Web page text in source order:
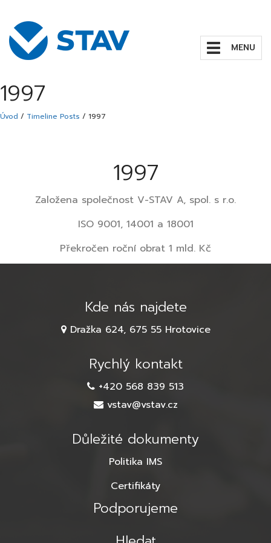
Zobrazit/skrýt
navigaci
1997
Úvod / Timeline Posts / 1997
1997
Založena společnost V-STAV A, spol. s r.o.
ISO 9001, 14001 a 18001
Překročen roční obrat 1 mld. Kč
Kde nás najdete
Dražka 624, 675 55 Hrotovice
Rychlý kontakt
+420 568 839 513
vstav@vstav.cz
Důležité dokumenty
Politika IMS
Certifikáty
Podporujeme